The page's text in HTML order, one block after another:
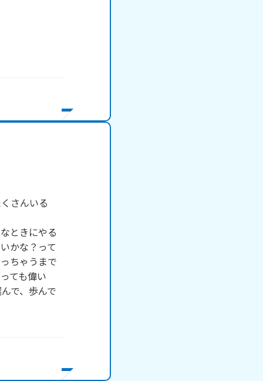
さんいる
ときにやる
かな？って
ちゃうまで
ても偉い
で、歩んで